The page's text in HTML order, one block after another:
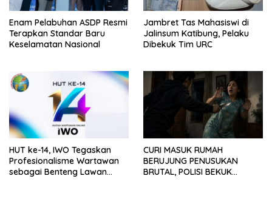
Enam Pelabuhan ASDP Resmi
Terapkan Standar Baru
Keselamatan Nasional
Jambret Tas Mahasiswi di
Jalinsum Katibung, Pelaku
Dibekuk Tim URC
HUT ke-14, IWO Tegaskan
Profesionalisme Wartawan
sebagai Benteng Lawan
CURI MASUK RUMAH
BERUJUNG PENUSUKAN
BRUTAL, POLISI BEKUK